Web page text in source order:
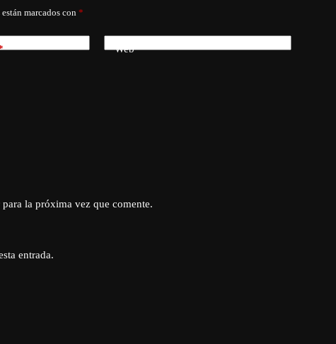
marcados con *
Web
la próxima vez que comente.
entrada.